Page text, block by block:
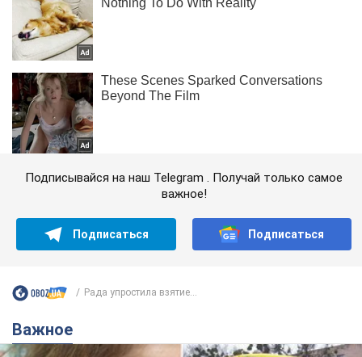
Подписывайся на наш Telegram . Получай только самое
важное!
Подписаться Подписаться
Рада упростила взятие...
Важное